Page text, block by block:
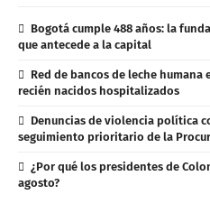
Bogotá cumple 488 años: la
que antecede a la capital
Red de bancos de leche humana
recién nacidos hospitalizados
Denuncias de violencia política
seguimiento prioritario de la
¿Por qué los presidentes de
agosto?